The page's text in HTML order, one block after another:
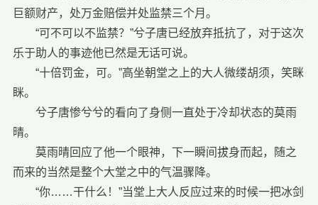
巨额财产，处万金赔偿并处监禁三个月。
“可不可以不监禁？”兮子唐已经放弃抵抗了，对于这次
乐于助人的事迹他已然是无话可说。
“十倍罚金，可。”高坐朝堂之上的大人微缕胡须，笑眯
眯。
兮子唐惨兮兮的看向了身侧一直处于冷却状态的莫雨
晴。
莫雨晴回应了他一个眼神，下一瞬间拔身而起，随之
而来的当然是整个大堂之中的气温骤降。
“你……干什么！”当堂上大人反应过来的时候一把冰剑